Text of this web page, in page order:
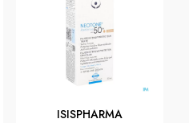
ISISPHARMA